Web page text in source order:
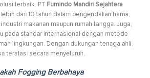
terbaik. PT Fumindo Mandiri Sejahtera
dari 10 tahun dalam pengendalian hama,
makanan maupun rumah tangga. Juga,
pada standar internasional dengan metode
lingkungan. Dengan dukungan tenaga ahli,
teratasi secara menyeluruh.
Fogging Berbahaya